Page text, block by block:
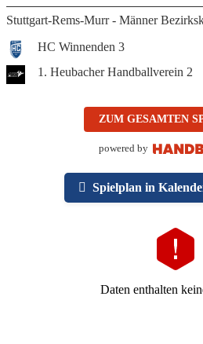
Stuttgart-Rems-Murr - Männer
HC Winnenden 3
1. Heubacher Handballverein 2
ZUM GESAMTEN
powered by
Spielplan in
Daten enthalten